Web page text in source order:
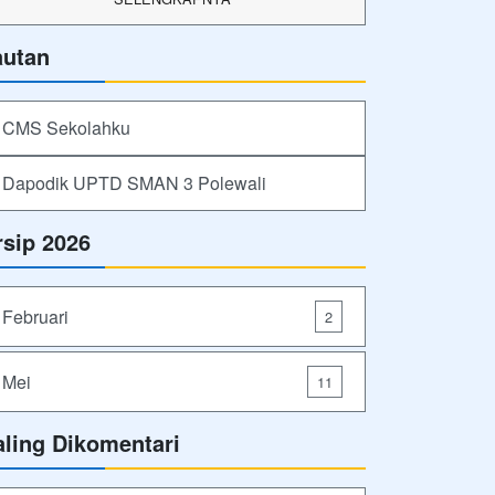
CMS Sekolahku
Dapodik UPTD SMAN 3 Polewali
2026
Februari 2
Mei 11
Dikomentari